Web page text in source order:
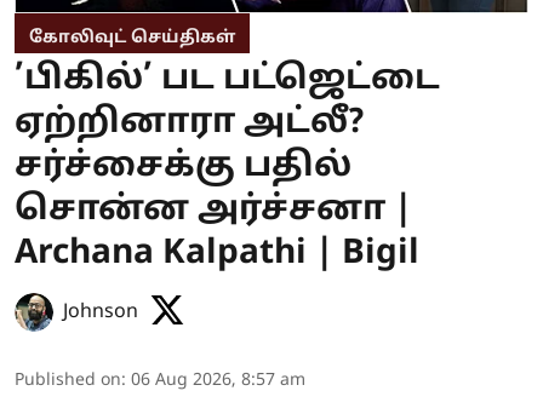
கோலிவுட் செய்திகள்
’பிகில்’ பட பட்ஜெட்டை
ஏற்றினாரா அட்லீ?
சர்ச்சைக்கு பதில்
சொன்ன அர்ச்சனா |
Archana Kalpathi | Bigil
Johnson
Published on: 06 Aug 2026, 8:57 am